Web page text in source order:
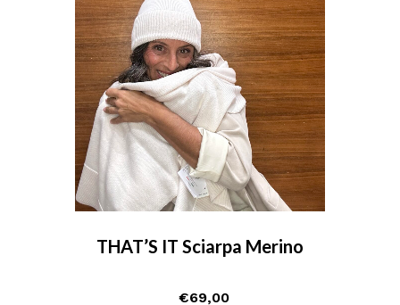
THAT’S IT Sciarpa Merino
€69,00